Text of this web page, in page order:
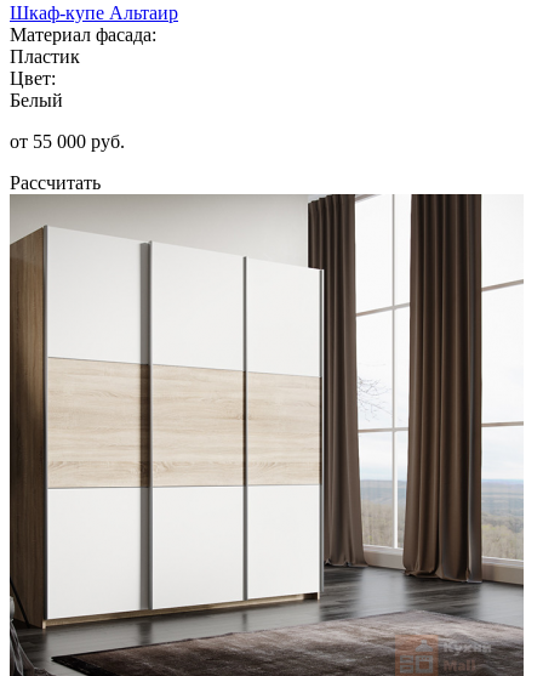
Шкаф-купе Альтаир
Материал фасада:
Пластик
Цвет:
Белый
от 55 000 руб.
Рассчитать